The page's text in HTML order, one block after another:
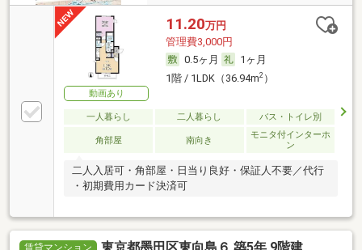
動画あり
11.20万円
管理費3,000円
0.5ヶ月
1ヶ月
1階 / 1LDK（36.94m2）
一人暮らし 二人暮らし バス・トイレ別
角部屋 南向き
モニタ付インターホ
ン
二人入居可・角部屋・日当り良好・保証人不要／代行
・初期費用カード決済可